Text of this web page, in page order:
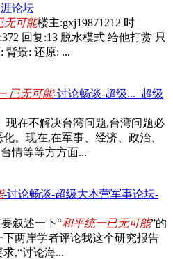
论坛
无可能楼主:gxj19871212 时
回复:13 脱水模式 给他打赏 只
背景: 还原: ...
已无可能-讨论畅谈-超级..._超级
现在不解决台湾问题,台湾问题必
。现在,在军事、经济、政治、
情等等方方面...
-讨论畅谈-超级大本营军事论坛-
叙述一下“和平统一已无可能”的
两岸学者评论我这个研究报告
,“讨论海...